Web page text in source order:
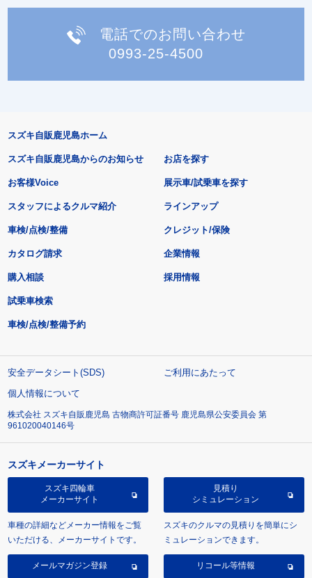
電話でのお問い合わせ
0993-25-4500
スズキ自販鹿児島ホーム
スズキ自販鹿児島からのお知らせ
お客様Voice
スタッフによるクルマ紹介
お店を探す
展示車/試乗車を探す
ラインアップ
車検/点検/整備 クレジット/保険
カタログ請求
購入相談
試乗車検索
車検/点検/整備予約
企業情報
採用情報
安全データシート(SDS)
ご利用にあたって
個人情報について
株式会社 スズキ自販鹿児島 古物商許可証番号 鹿児島県公安委員会 第
961020040146号
スズキメーカーサイト
スズキ四輪車
メーカーサイト
車種の詳細などメーカー情報をご覧
いただける、メーカーサイトです。
見積り
シミュレーション
スズキのクルマの見積りを簡単にシ
ミュレーションできます。
メールマガジン登録 リコール等情報